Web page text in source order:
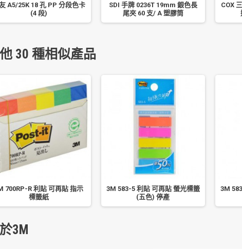
A5/25K 18 孔 PP 分段色卡
(4 段)
SDI 手牌 0236T 19mm 銀色長
尾夾 60 支/ A 塑膠筒
COX
30 種相似產品
700RP-R 利貼 可再貼 指示
標籤紙
3M 583-5 利貼 可再貼 螢光標籤
(五色) 停產
3M
3M